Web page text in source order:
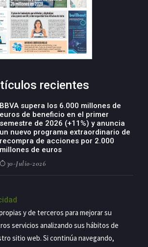
recientes
BBVA supera los 6.000 millones de
euros de beneficio en el primer
semestre de 2026 (+11%) y anuncia
un nuevo programa extraordinario de
recompra de acciones por 2.000
millones de euros
30-Julio-2026
negocio agro con un modelo global
de especialización presente en siete
países
29-Julio-2026
y de terceros para mejorar su
servicios analizando sus hábitos de
sitio web. Si continúa navegando,